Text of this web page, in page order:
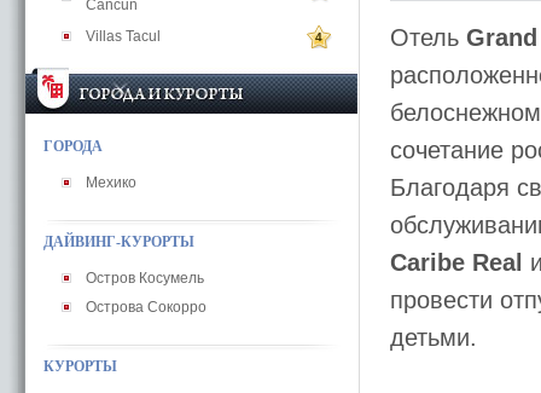
Cancun
Villas Tacul 4
ГОРОДА
Мехико
ДАЙВИНГ-КУРОРТЫ
Остров Косумель
Острова Сокорро
КУРОРТЫ
Отель
сочетание
Благодаря
Caribe Real
провести
детьми.